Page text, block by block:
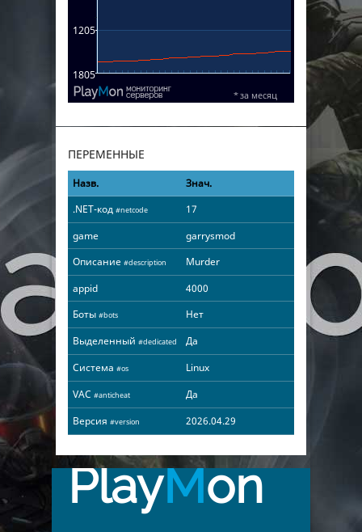
ПЕРЕМЕННЫЕ
Назв.
Знач.
.NET-код #netcode
17
game
garrysmod
Описание #description
Murder
appid
4000
Боты #bots
Нет
Выделенный #dedicated
Да
Система #os
Linux
VAC #anticheat
Да
Версия #version 2026.04.29
PlayMon